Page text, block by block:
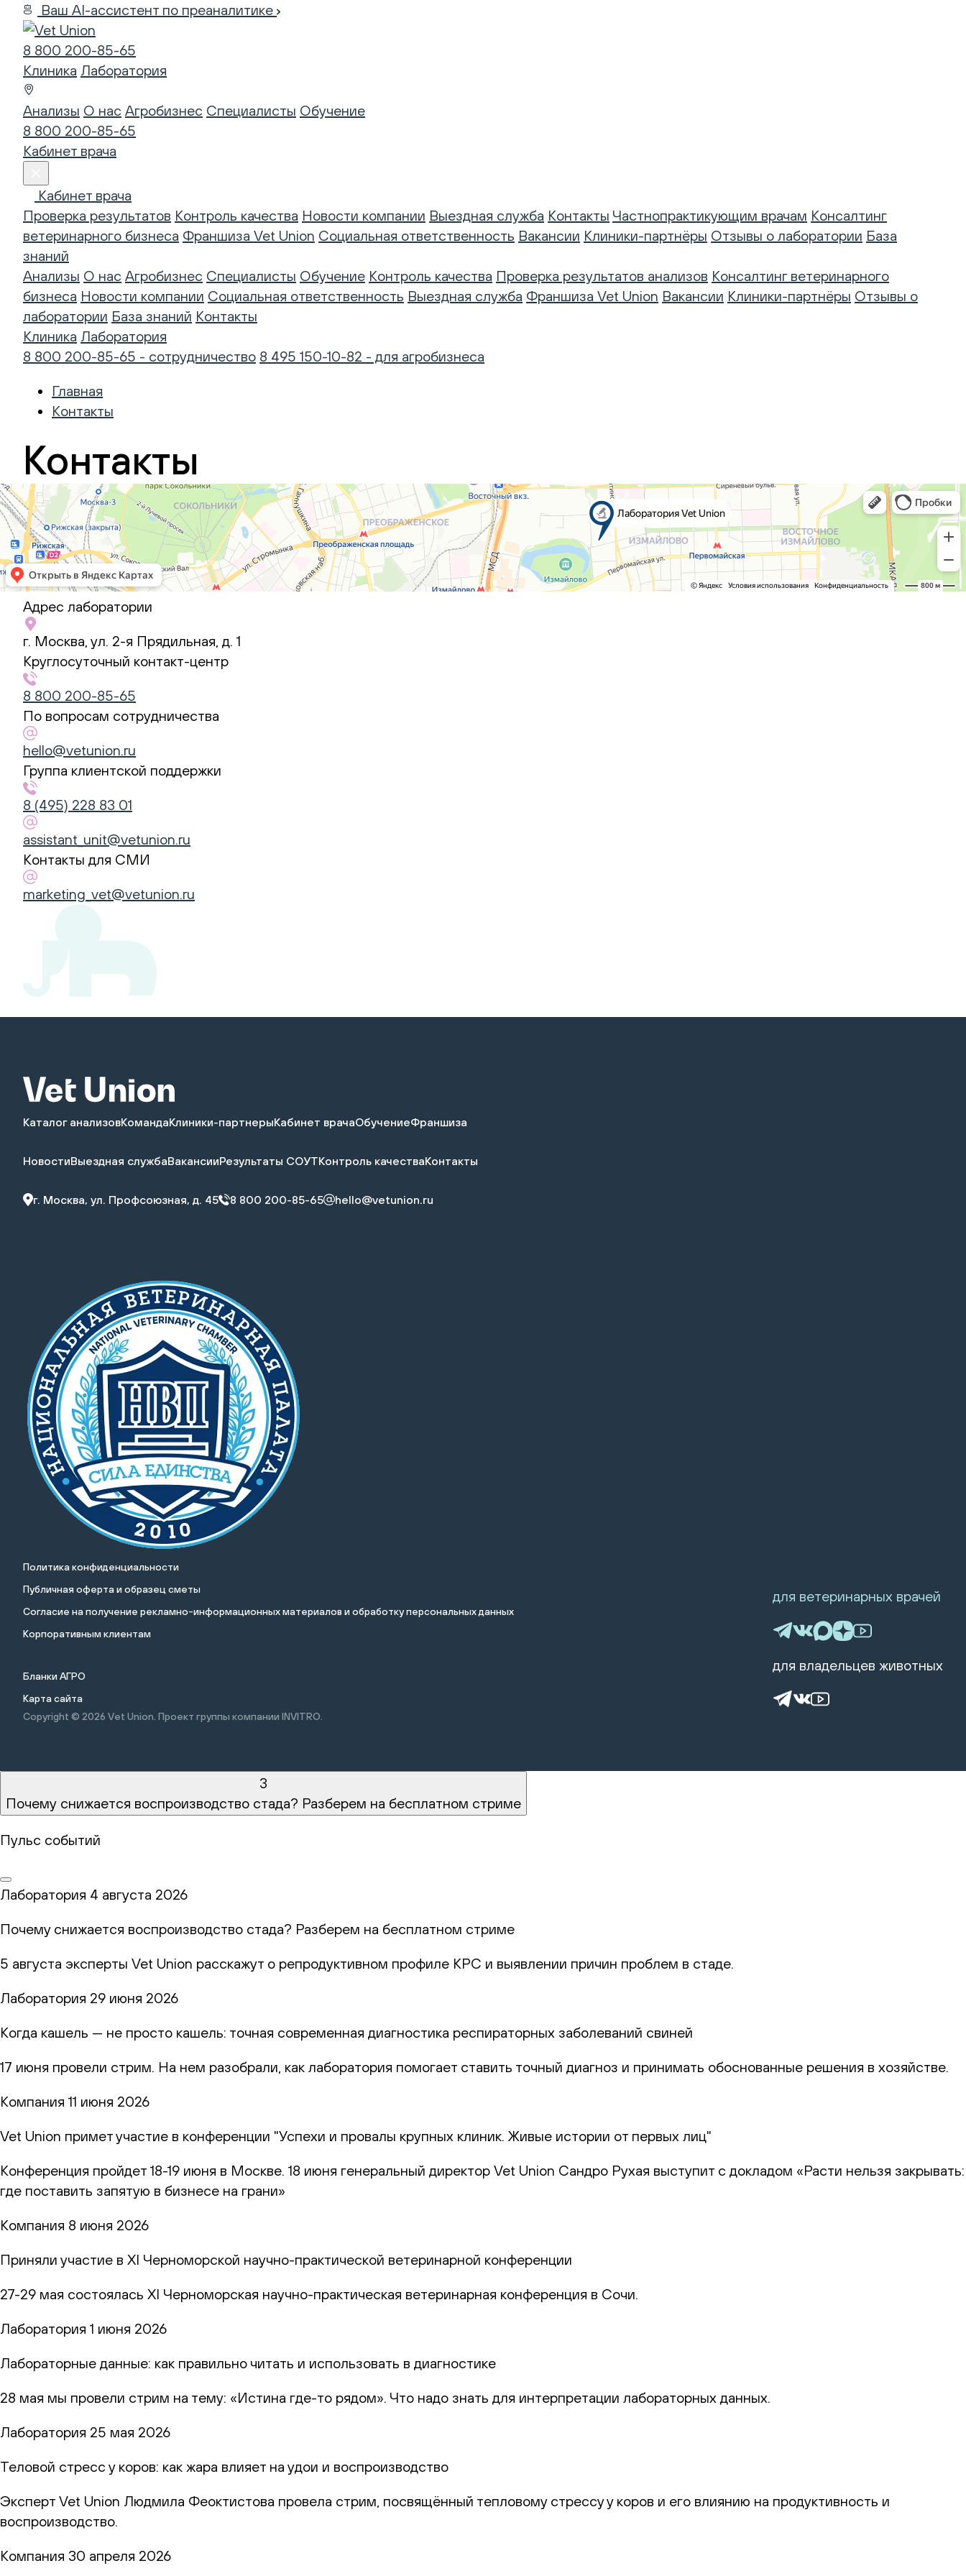
Ваш AI-ассистент по преаналитике
8 800 200-85-65
Клиника Лаборатория
Анализы О нас Агробизнес Специалисты Обучение
8 800 200-85-65
Кабинет врача
Кабинет врача
Проверка результатов Контроль качества Новости компании Выездная служба Контакты Частнопрактикующим врачам Консалтинг
ветеринарного бизнеса Франшиза Vet Union Социальная ответственность Вакансии Клиники-партнёры Отзывы о лаборатории База
знаний
Анализы О нас Агробизнес Специалисты Обучение Контроль качества Проверка результатов анализов Консалтинг ветеринарного
бизнеса Новости компании Социальная ответственность Выездная служба Франшиза Vet Union Вакансии Клиники-партнёры Отзывы о
лаборатории База знаний Контакты
Клиника Лаборатория
8 800 200-85-65 - сотрудничество 8 495 150-10-82 - для агробизнеса
Главная
Контакты
Контакты
Лаборатория
Union
Контакты:
Адрес:
Прядильная,
105037
Москва
Телефон:8
800
200-
Адрес лаборатории
г. Москва, ул. 2-я Прядильная, д. 1
Круглосуточный контакт-центр
8 800 200-85-65
По вопросам сотрудничества
hello@vetunion.ru
Группа клиентской поддержки
8 (495) 228 83 01
assistant_unit@vetunion.ru
Контакты для СМИ
marketing_vet@vetunion.ru
Каталог анализовКомандаКлиники-партнерыКабинет врачаОбучениеФраншиза
НовостиВыездная службаВакансииРезультаты СОУТКонтроль качестваКонтакты
г. Москва, ул. Профсоюзная, д. 45 8 800 200-85-65 hello@vetunion.ru
Политика конфиденциальности
Публичная оферта и образец сметы
Cогласие на получение рекламно-информационных материалов и обработку персональных данных
Корпоративным клиентам
Бланки АГРО
Карта сайта
Copyright © 2026 Vet Union. Проект группы компании INVITRO.
для ветеринарных врачей
для владельцев животных
3
Почему снижается воспроизводство стада? Разберем на бесплатном стриме
Пульс событий
Лаборатория 4 августа 2026
Почему снижается воспроизводство стада? Разберем на бесплатном стриме
5 августа эксперты Vet Union расскажут о репродуктивном профиле КРС и выявлении причин проблем в стаде.
Лаборатория 29 июня 2026
Когда кашель — не просто кашель: точная современная диагностика респираторных заболеваний свиней
17 июня провели стрим. На нем разобрали, как лаборатория помогает ставить точный диагноз и принимать обоснованные решения в хозяйстве.
Компания 11 июня 2026
Vet Union примет участие в конференции "Успехи и провалы крупных клиник. Живые истории от первых лиц"
Конференция пройдет 18-19 июня в Москве. 18 июня генеральный директор Vet Union Сандро Рухая выступит с докладом «Расти нельзя закрывать:
где поставить запятую в бизнесе на грани»
Компания 8 июня 2026
Приняли участие в XI Черноморской научно-практической ветеринарной конференции
27-29 мая состоялась XI Черноморская научно-практическая ветеринарная конференция в Сочи.
Лаборатория 1 июня 2026
Лабораторные данные: как правильно читать и использовать в диагностике
28 мая мы провели стрим на тему: «Истина где-то рядом». Что надо знать для интерпретации лабораторных данных.
Лаборатория 25 мая 2026
Теловой стресс у коров: как жара влияет на удои и воспроизводство
Эксперт Vet Union Людмила Феоктистова провела стрим, посвящённый тепловому стрессу у коров и его влиянию на продуктивность и
воспроизводство.
Компания 30 апреля 2026